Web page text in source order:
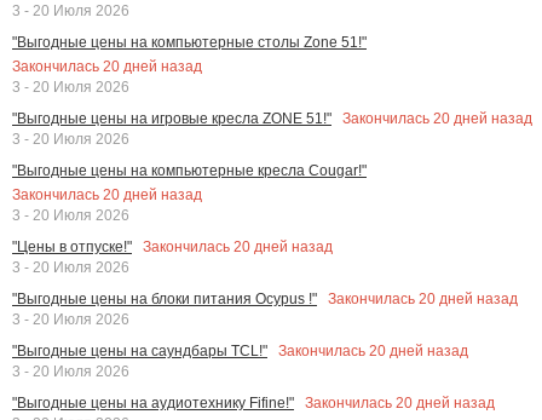
3 - 20 Июля 2026
"Выгодные цены на компьютерные столы Zone 51!"
Закончилась 20 дней назад
3 - 20 Июля 2026
"Выгодные цены на игровые кресла ZONE 51!"
Закончилась 20 дней назад
3 - 20 Июля 2026
"Выгодные цены на компьютерные кресла Cougar!"
Закончилась 20 дней назад
3 - 20 Июля 2026
"Цены в отпуске!"
Закончилась 20 дней назад
3 - 20 Июля 2026
"Выгодные цены на блоки питания Ocypus !"
Закончилась 20 дней назад
3 - 20 Июля 2026
"Выгодные цены на саундбары TCL!"
Закончилась 20 дней назад
3 - 20 Июля 2026
"Выгодные цены на аудиотехнику Fifine!"
Закончилась 20 дней назад